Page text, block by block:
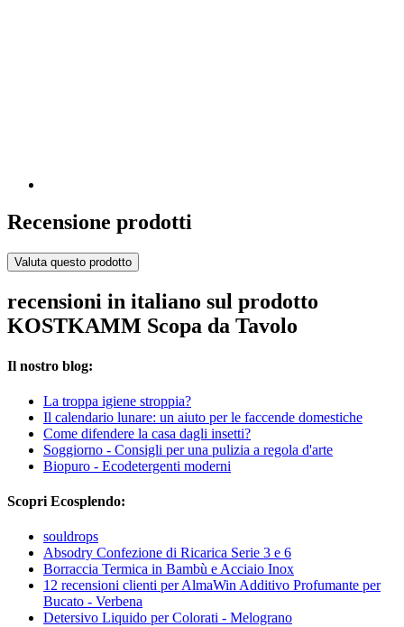
Recensione prodotti
Valuta questo prodotto
recensioni in italiano sul prodotto
KOSTKAMM Scopa da Tavolo
Il nostro blog:
La troppa igiene stroppia?
Il calendario lunare: un aiuto per le faccende domestiche
Come difendere la casa dagli insetti?
Soggiorno - Consigli per una pulizia a regola d'arte
Biopuro - Ecodetergenti moderni
Scopri Ecosplendo:
souldrops
Absodry Confezione di Ricarica Serie 3 e 6
Borraccia Termica in Bambù e Acciaio Inox
12 recensioni clienti per AlmaWin Additivo Profumante per
Bucato - Verbena
Detersivo Liquido per Colorati - Melograno